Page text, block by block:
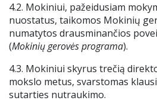
4.2. Mokiniui, pažeidusiam
nuostatus, taikomos Mokinių
numatytos drausminančios
(Mokinių gerovės programa).
4.3. Mokiniui skyrus trečią
mokslo metus, svarstomas
sutarties nutraukimo.